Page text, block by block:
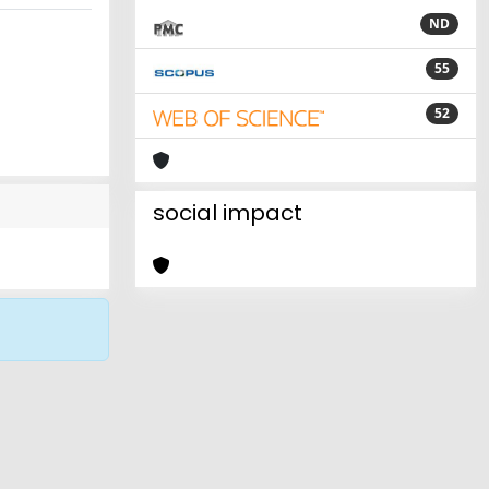
ND
55
52
social impact